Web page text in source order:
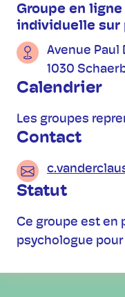
Groupe en
individuelle sur
Avenue Paul
1030
Calendrier
Les groupes
Contact
Statut
Ce groupe est en
psychologue